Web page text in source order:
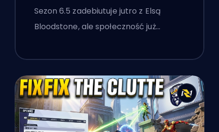
Lis i Wydarzenie Monsters
Take Manhattan
Sezon 6.5 zadebiutuje jutro z Elsą
Bloodstone, ale społeczność już…